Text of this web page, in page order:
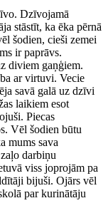
Dzīvojamā
stāstīt, ka ēka pērnā
šodien, cieši zemei
ir paprāvs.
diviem gaņģiem.
ar virtuvi. Vecie
savā galā uz dzīvi
laikiem esot
Piecas
Vēl šodien būtu
mums sava
darbiņu
viss joprojām pa
bijuši. Ojārs vēl
par kurinātāju